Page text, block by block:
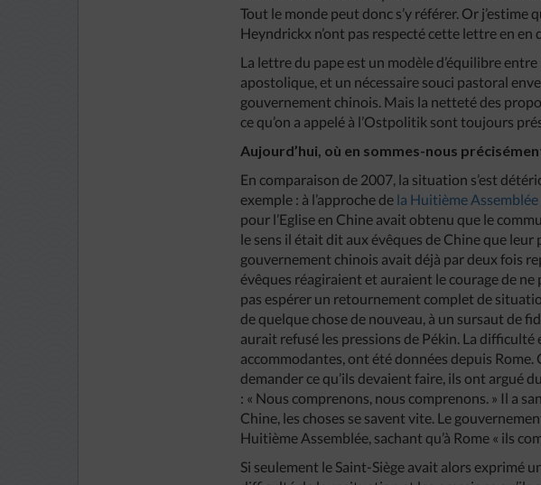
Tout le monde peut donc s’y référer. Or j’estime
Heyndrickx n’ont pas respecté cette lettre en
La lettre du pape est un modèle d’équilibre entre
apostolique, et un nécessaire souci pastoral
gouvernement chinois. Mais la netteté des
ce qu’on a appelé à l’Ostpolitik sont toujours
Aujourd’hui, où en sommes-nous
En comparaison de 2007, la situation s’est
exemple : à l’approche de la Huitième
pour l’Eglise en Chine avait obtenu que le
le sens il était dit aux évêques de Chine que
gouvernement chinois avait déjà par deux fois
évêques réagiraient et auraient le courage de
pas espérer un retournement complet de
de quelque chose de nouveau, à un sursaut de
aurait refusé les pressions de Pékin. La
accommodantes, ont été données depuis
demander ce qu’ils devaient faire, ils ont argué
: « Nous comprenons, nous comprenons. » Il a
Chine, les choses se savent vite. Le
Huitième Assemblée, sachant qu’à Rome « ils
Si seulement le Saint-Siège avait alors exprimé